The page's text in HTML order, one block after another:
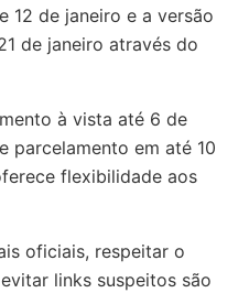
12 de janeiro e a versão
de janeiro através do
à vista até 6 de
parcelamento em até 10
flexibilidade aos
oficiais, respeitar o
links suspeitos são